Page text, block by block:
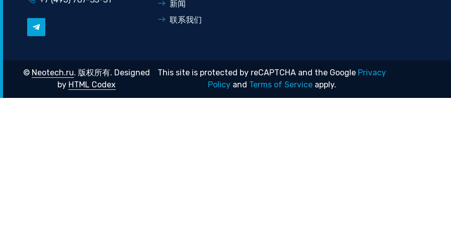
新闻
联系我们
© Neotech.ru. 版权所有. Designed
by HTML Codex
This site is protected by reCAPTCHA and the Google Privacy
Policyand Terms of Serviceapply.